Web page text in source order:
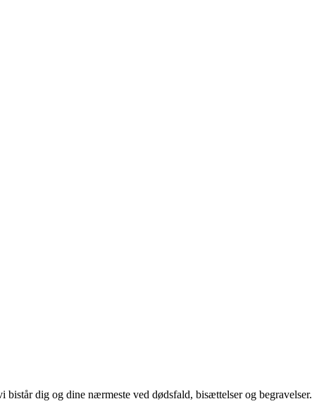
bistår dig og dine nærmeste ved dødsfald, bisættelser og begravelser.